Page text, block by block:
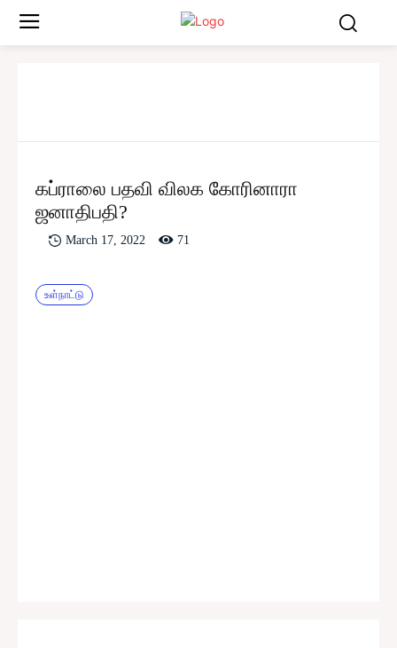
கப்ராலை பதவி விலக கோரினாரா
ஜனாதிபதி?
March 17, 2022 71
உள்நாட்டு